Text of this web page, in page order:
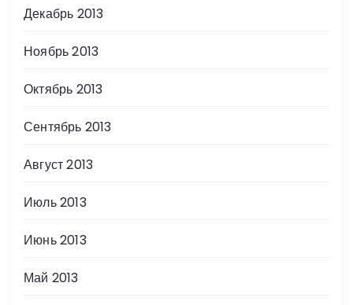
Декабрь 2013
Ноябрь 2013
Октябрь 2013
Сентябрь 2013
Август 2013
Июль 2013
Июнь 2013
Май 2013